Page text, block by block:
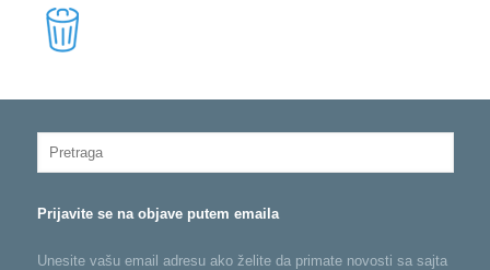
Prijavite se na objave putem emaila
Unesite vašu email adresu ako želite da primate novosti sa sajta